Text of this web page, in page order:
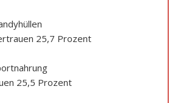
25,7 Prozent
25,5 Prozent